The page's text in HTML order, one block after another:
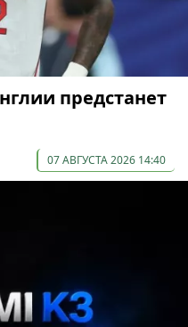
предстанет
07 АВГУСТА 2026 14:40